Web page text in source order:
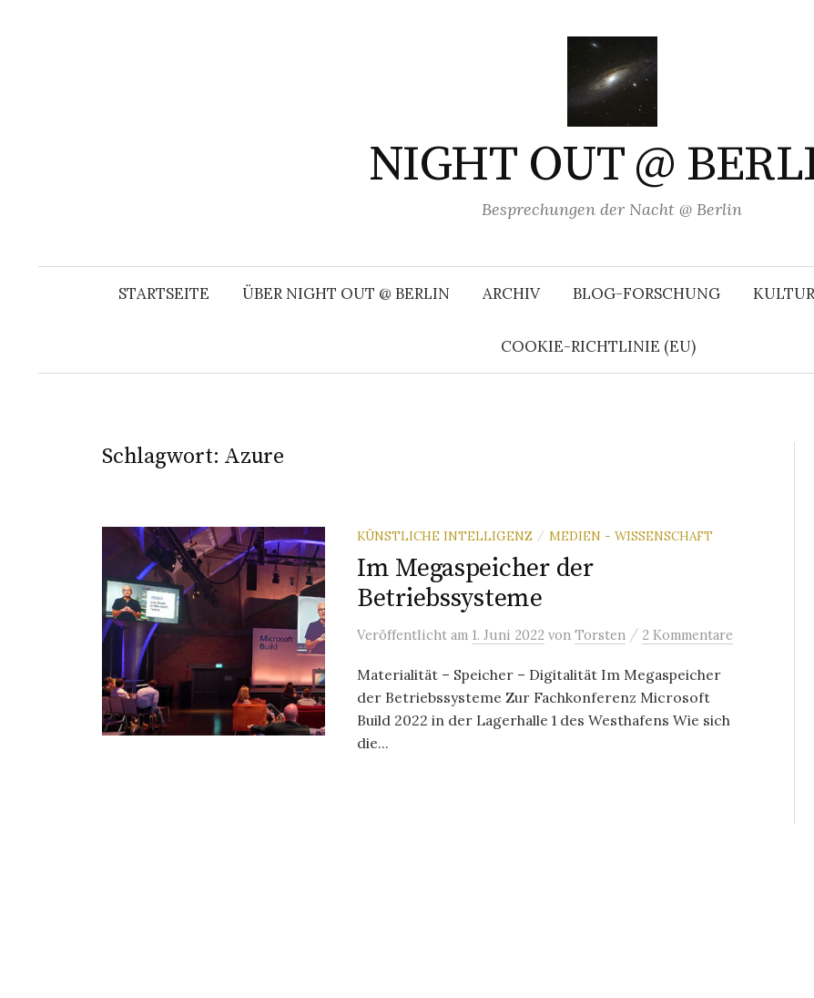
NIGHT OUT @
Besprechungen der Nacht @ Berlin
STARTSEITE ÜBER NIGHT OUT @ BERLIN ARCHIV BLOG-FORSCHUNG
COOKIE-RICHTLINIE (EU)
Schlagwort: Azure
KÜNSTLICHE INTELLIGENZ / MEDIEN - WISSENSCHAFT
Im Megaspeicher der
Betriebssysteme
Veröffentlicht am 1. Juni 2022 von Torsten / 2 Kommentare
Materialität – Speicher – Digitalität Im Megaspeicher
der Betriebssysteme Zur Fachkonferenz Microsoft
Build 2022 in der Lagerhalle 1 des Westhafens Wie sich
die...